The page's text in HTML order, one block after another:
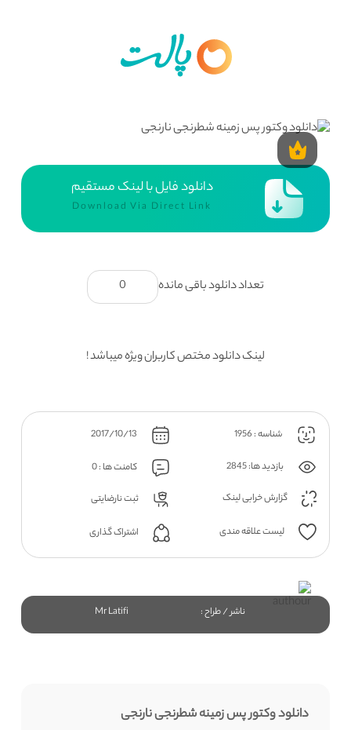
دانلود فایل با لینک مستقیم
Download Via Direct Link
تعداد دانلود باقی مانده 0
لینک دانلود مختص کاربران ویژه میباشد !
شناسه : 1956
بازدید ها: 2845
کامنت ها : 0
گزارش خرابی لینک
ثبت نارضایتی
لیست علاقه مندی اشتراک گذاری
ناشر / طراح : Mr Latifi
دانلود وکتور پس زمینه شطرنجی نارنجی